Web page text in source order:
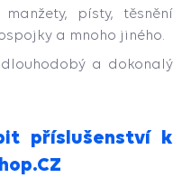
písty, těsnění
a mnoho jiného.
dlouhodobý a dokonalý
příslušenství k